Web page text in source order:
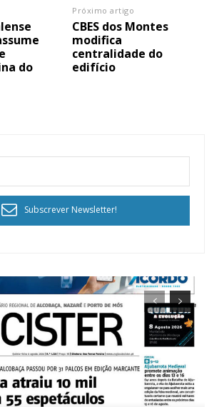
do
Próximo artigo
CBES dos Montes
modifica
centralidade do
edifício
Subscrever Newsletter!